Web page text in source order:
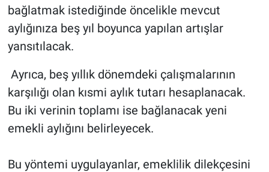
bağlatmak istediğinde öncelikle mevcut
aylığınıza beş yıl boyunca yapılan artışlar
yansıtılacak.
Ayrıca, beş yıllık dönemdeki çalışmalarının
karşılığı olan kısmi aylık tutarı hesaplanacak.
Bu iki verinin toplamı ise bağlanacak yeni
emekli aylığını belirleyecek.
Bu yöntemi uygulayanlar, emeklilik dilekçesini